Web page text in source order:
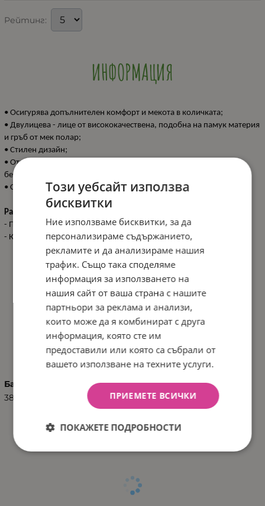
Рейтинг:
ИНФОРМАЦИЯ
• Осигурява допълнителен комфорт и мекота в количката;
• Двулицева - лице от висококачествена, подобна на памук материя
и гръб от мек полар;
• Стилен дизайн;
• Отвори за предпазни колани, съвместими с всички стандартни
бебешки колички с 3 или 5-точково закопчаване;
• Състав: 100% полиестер.
Размери:
- Продукт: 1.5x32x82 см / N.W. 0.17 кг
- Кашон: 34x37x49 см / G.W. 6 кг / 10 pcs/ctn
ХАРАКТЕРИСТИКИ
Баркод (ISBN, UPC, др.)
3801108040830
Този уебсайт използва
бисквитки
Ние използваме бисквитки, за да
персонализираме съдържанието,
рекламите и да анализираме нашия
трафик. Също така споделяме
информация за използването на
нашия сайт от ваша страна с нашите
партньори за реклама и анализи,
които може да я комбинират с друга
информация, която сте им
предоставили или която са събрали от
вашето използване на техните услуги.
ПРИЕМЕТЕ ВСИЧКИ
ПОКАЖЕТЕ ПОДРОБНОСТИ